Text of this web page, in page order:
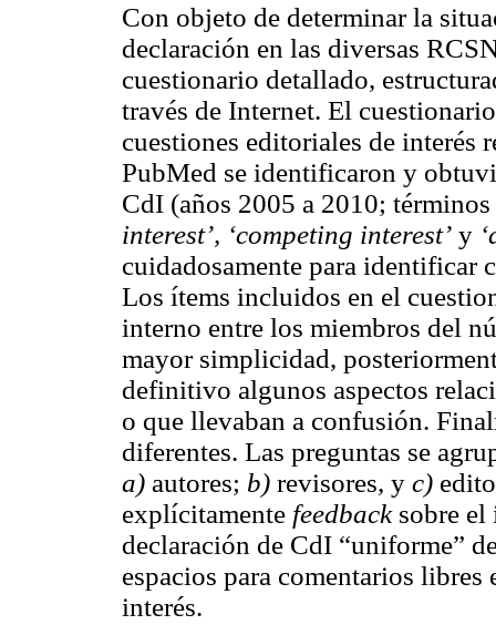
Con objeto de determinar la
declaración en las diversas
cuestionario detallado,
través de Internet. El
cuestiones editoriales de interés
PubMed se identificaron y
CdI (años 2005 a 2010;
interest’, ‘competing interest’ y
cuidadosamente para identificar
Los ítems incluidos en el
interno entre los miembros del
mayor simplicidad,
definitivo algunos aspectos
o que llevaban a confusión.
diferentes. Las preguntas se
a) autores; b) revisores, y c)
explícitamente feedbacksobre el
declaración de CdI “uniforme”
espacios para comentarios libres
interés.